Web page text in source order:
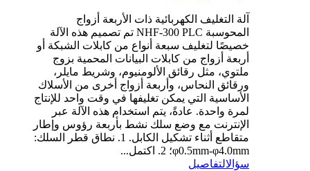
آلة التغليف الكهربائية ذات الأربعة أزواج
المحوسبة NHF-300 PLC تم تصميم هذه الآلة
خصيصًا لتغليف سبعة أنواع من كابلات الشبكة أو
أربعة أزواج من كابلات البيانات المحمية بزوج
ملتوي، مثل رقائق الألومنيوم، وشريط مايلر،
ورقائق النحاس، وأربعة أزواج أخرى من الأسلاك
الأساسية التي يمكن تغليفها في وقت واحد للإنتاج
لمرة واحدة. عادةً، يتم استخدام هذه الآلة عبر
الإنترنت مع وضع سلك نشط بأربعة رؤوس وإطار
متقاطع أثناء تشكيل الكابل. 1. نطاق قطر السلك:
φ0.5mm-φ4.0mm؛ 2. اكتمل...
سؤالالتفاصيل